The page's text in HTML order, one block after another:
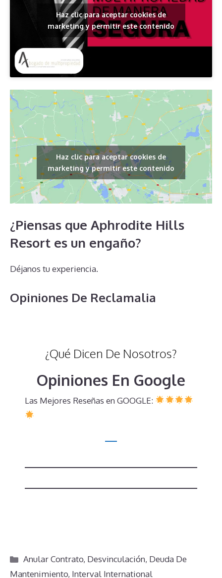
Haz clic para aceptar cookies de
marketing y permitir este contenido
Haz clic para aceptar cookies de
marketing y permitir este contenido
¿Piensas que Aphrodite Hills
Resort es un engaño?
Déjanos tu experiencia.
Opiniones De Reclamalia
¿Qué Dicen De Nosotros?
Opiniones En Google
Las Mejores Reseñas en GOOGLE:
Categorías
Anular Contrato, Desvinculación, Deuda De
Mantenimiento, Interval International